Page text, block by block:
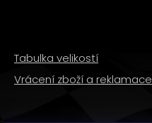
Tabulka velikostí
Vrácení zboží a reklamace